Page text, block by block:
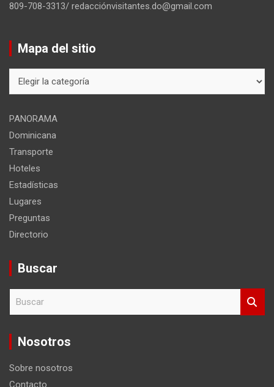
809-708-3313/ redacciónvisitantes.do@gmail.com
Mapa del sitio
del
PANORAMA
Dominicana
Transporte
Hoteles
Estadísticas
Lugares
Preguntas
Directorio
Buscar
c
Nosotros
Sobre nosotros
Contacto